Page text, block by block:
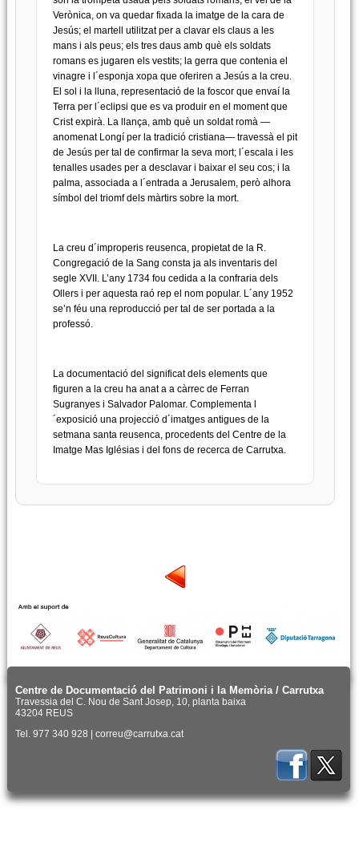
Verònica, on va quedar fixada la imatge de la cara de
Jesús; el martell utilitzat per a clavar els claus a les
mans i als peus; els tres daus amb què els soldats
romans es jugaren els vestits; la gerra que contenia el
vinagre i l´esponja xopa que oferiren a Jesús a la creu.
El sol i la lluna, representació de la foscor que envaí la
Terra per l´eclipsi que es va produir en el moment que
Crist expirà. La llança, amb què un soldat romà —
anomenat Longí per la tradició cristiana— travessà el pit
de Jesús per tal de confirmar la seva mort; l´escala i les
tenalles usades per a desclavar i baixar el seu cos; i la
palma, associada a l´entrada a Jerusalem, però alhora
símbol del triomf dels màrtirs sobre la mort.
La creu d´improperis reusenca, propietat de la R.
Congregació de la Sang consta ja als inventaris del
segle XVII. L’any 1734 fou cedida a la confraria dels
Ollers i per aquesta raó rep el nom popular. L´any 1952
se’n féu una reproducció per tal de ser portada a la
professó.
La documentació del significat dels elements que
figuren a la creu ha anat a a càrrec de Ferran
Sugranyes i Salvador Palomar. Complementa l
´exposició una projecció d´imatges antigues de la
setmana santa reusenca, procedents del Centre de la
Imatge Mas Iglésias i del fons de recerca de Carrutxa.
Centre de Documentació del Patrimoni i la Memòria / Carrutxa
Travessia del C. Nou de Sant Josep, 10, planta baixa
43204 REUS
Tel. 977 340 928 | correu@carrutxa.cat